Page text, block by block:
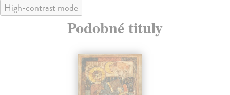
High-contrast mode
Podobné tituly